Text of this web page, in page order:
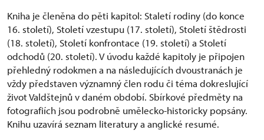
Kniha je členěna do pěti kapitol: Staletí rodiny (do konce
16. století), Století vzestupu (17. století), Století štědrosti
(18. století), Století konfrontace (19. století) a Století
odchodů (20. století). V úvodu každé kapitoly je připojen
přehledný rodokmen a na následujících dvoustranách je
vždy představen významný člen rodu či téma dokreslující
život Valdštejnů v daném období. Sbírkové předměty na
fotografiích jsou podrobně umělecko-historicky popsány.
Knihu uzavírá seznam literatury a anglické resumé.